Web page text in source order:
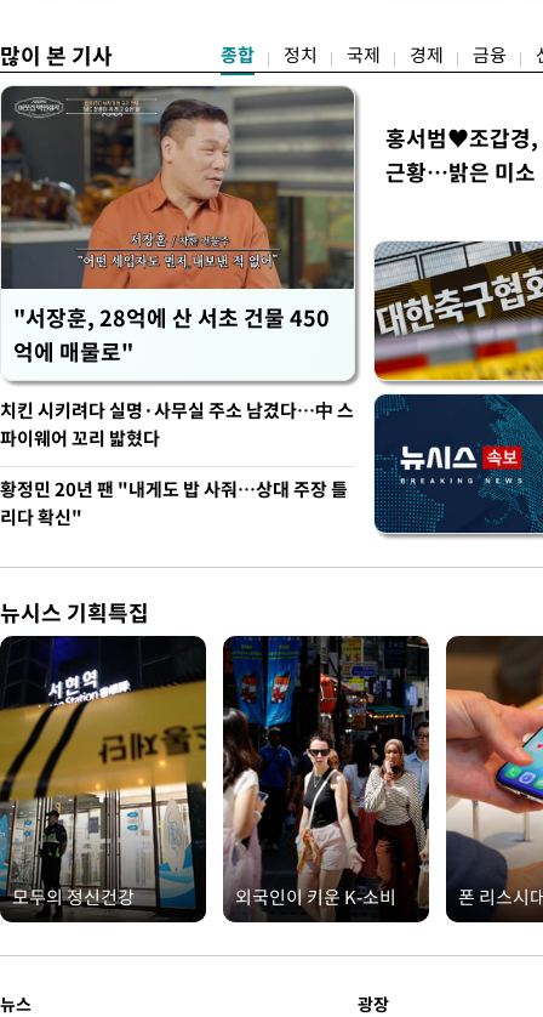
많이 본 기사 종합 정치 국제 경제 금융
"서장훈, 28억에 산 서초 건물 450
억에 매물로"
홍서범♥조갑경,
근황…밝은 미소
치킨 시키려다 실명·사무실 주소 남겼다…中 스
파이웨어 꼬리 밟혔다
황정민 20년 팬 "내게도 밥 사줘…상대 주장 틀
리다 확신"
뉴시스 기획특집
모두의 정신건강 외국인이 키운 K-소비 폰 리스시
뉴스 광장